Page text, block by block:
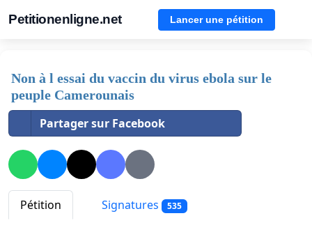
Petitionenligne.net Lancer une pétition
Non à l essai du vaccin du virus ebola sur le
peuple Camerounais
Partager sur Facebook
Pétition Signatures 535